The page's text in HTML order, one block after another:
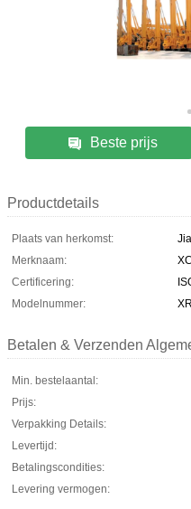
Beste prijs
Productdetails
Plaats van herkomst:
Merknaam:
Certificering:
Modelnummer:
Betalen & Verzenden
Min. bestelaantal:
Prijs:
Verpakking Details:
Levertijd:
Betalingscondities:
Levering vermogen: